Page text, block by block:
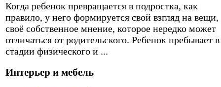
Когда ребенок превращается в подростка, как
правило, у него формируется свой взгляд на вещи,
своё собственное мнение, которое нередко может
отличаться от родительского. Ребенок пребывает в
стадии физического и ...
Интерьер и мебель